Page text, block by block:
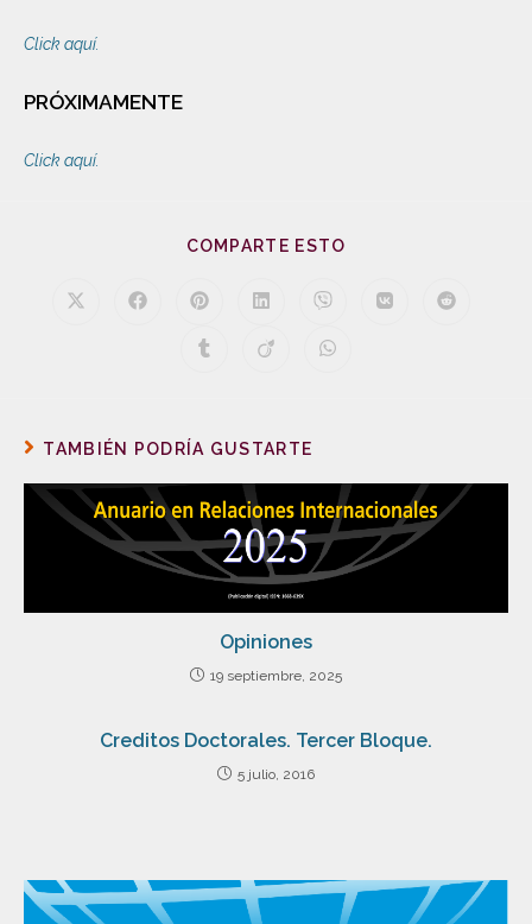
Click aquí.
PRÓXIMAMENTE
Click aquí.
COMPARTE ESTO
TAMBIÉN PODRÍA GUSTARTE
Opiniones
19 septiembre, 2025
Creditos Doctorales. Tercer Bloque.
5 julio, 2016